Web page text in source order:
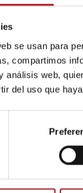
se usan para
compartimos
análisis web,
del uso que
de esclavitud’